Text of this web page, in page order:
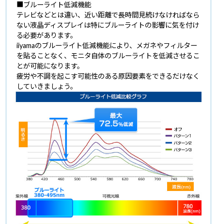
■ブルーライト低減機能
テレビなどとは違い、近い距離で長時間見続けなければなら
ない液晶ディスプレイは特にブルーライトの影響に気を付け
る必要があります。
iiyamaのブルーライト低減機能により、メガネやフィルター
を貼ることなく、モニタ自体のブルーライトを低減させるこ
とが可能になります。
疲労や不調を起こす可能性のある原因要素をできるだけなく
していきましょう。